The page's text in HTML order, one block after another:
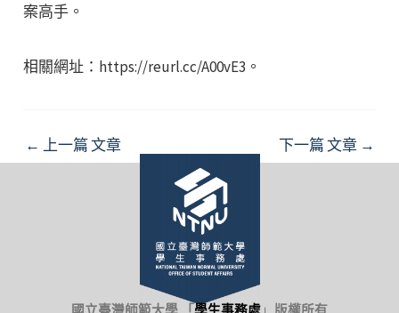
案高手。
相關網址：https://reurl.cc/A00vE3。
Post
navigation
← 上一篇 文章 下一篇 文章 →